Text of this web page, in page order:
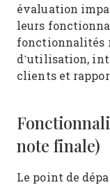
évaluation
leurs
fonctionnalités
d’utilisation,
clients et
note finale)
Le point de